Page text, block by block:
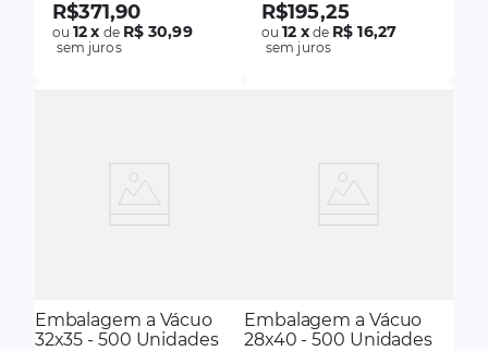
R$371,90
ou12x de R$ 30,99
sem juros
R$195,25
ou12 xde R$ 16,27
sem juros
Embalagem a Vácuo
32x35 - 500 Unidades
Embalagem a Vácuo
28x40 - 500 Unidades